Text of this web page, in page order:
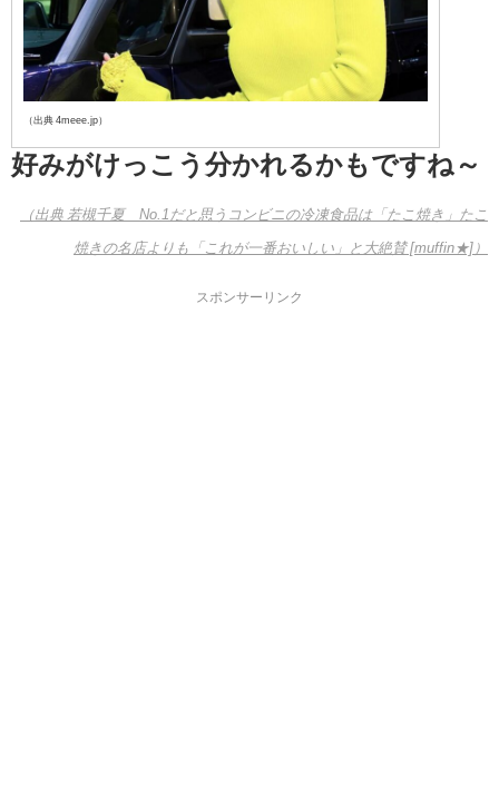
（出典 4meee.jp）
好みがけっこう分かれるかもですね～
（出典 若槻千夏 No.1だと思うコンビニの冷凍食品は「たこ焼き」たこ
焼きの名店よりも「これが一番おいしい」と大絶賛 [muffin★]）
スポンサーリンク